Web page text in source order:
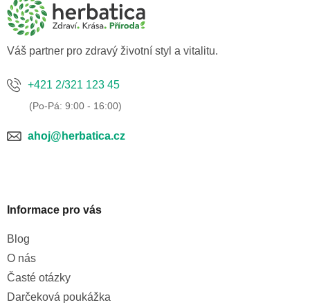
a
Váš partner pro zdravý životní styl a vitalitu.
+421 2/321 123 45
ahoj@herbatica.cz
Informace pro vás
Blog
O nás
Časté otázky
Darčeková poukážka